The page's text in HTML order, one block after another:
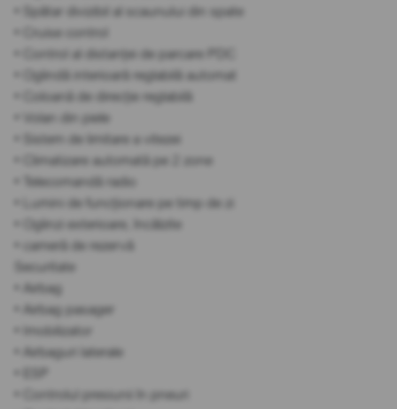
• Spătar divizibil al scaunului din spate
• Cruise control
• Control al distanței de parcare PDC
• Oglindă interioară reglabilă automat
• Coloană de direcție reglabilă
• Volan din piele
• Sistem de limitare a vitezei
• Climatizare automată pe 2 zone
• Telecomandă radio
• Lumini de funcționare pe timp de zi
• Oglinzi exterioare, încălzite
• cameră de rezervă
Securitate
• Airbag
• Airbag pasager
• Imobilizator
• Airbaguri laterale
• Controlul presiunii în pneuri